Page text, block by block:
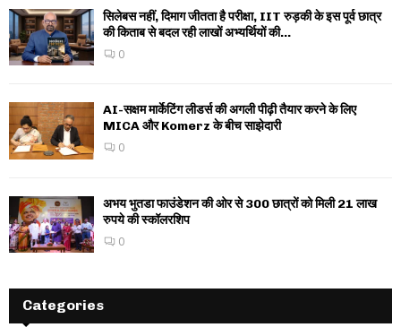
सिलेबस नहीं, दिमाग जीतता है परीक्षा, IIT रुड़की के इस पूर्व छात्र
की किताब से बदल रही लाखों अभ्यर्थियों की...
0
AI-सक्षम मार्केटिंग लीडर्स की अगली पीढ़ी तैयार करने के लिए
MICA और Komerz के बीच साझेदारी
0
अभय भुतडा फाउंडेशन की ओर से 300 छात्रों को मिली 21 लाख
रुपये की स्कॉलरशिप
0
Categories